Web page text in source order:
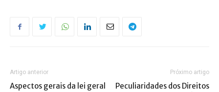
Artigo anterior
Aspectos gerais da lei geral
Próximo artigo
Peculiaridades dos Direitos